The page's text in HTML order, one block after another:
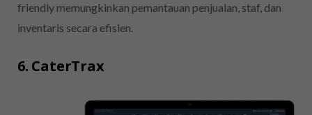
friendly memungkinkan pemantauan penjualan, staf, dan
inventaris secara efisien.
6. CaterTrax